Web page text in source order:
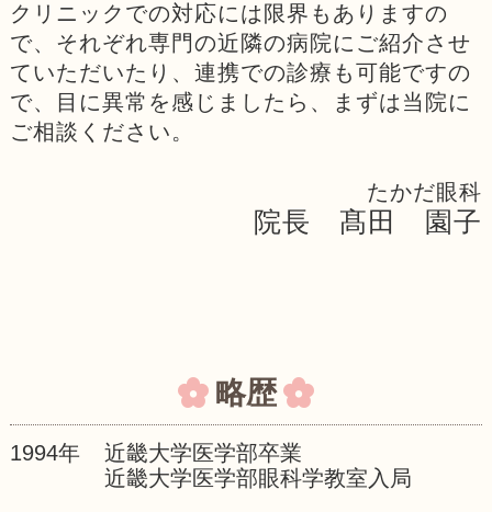
クリニックでの対応には限界もありますの
で、それぞれ専門の近隣の病院にご紹介させ
ていただいたり、連携での診療も可能ですの
で、目に異常を感じましたら、まずは当院に
ご相談ください。
たかだ眼科
院長 髙田 園子
略歴
1994年
近畿大学医学部卒業
近畿大学医学部眼科学教室入局